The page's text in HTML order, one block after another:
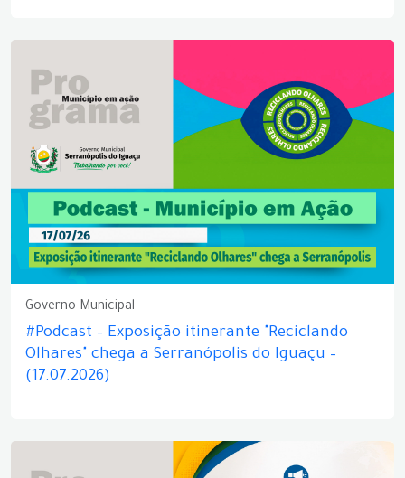
Governo Municipal
#Podcast – Exposição itinerante "Reciclando
Olhares" chega a Serranópolis do Iguaçu –
(17.07.2026)